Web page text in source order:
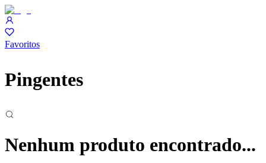
Favoritos
Pingentes
Nenhum produto encontrado...